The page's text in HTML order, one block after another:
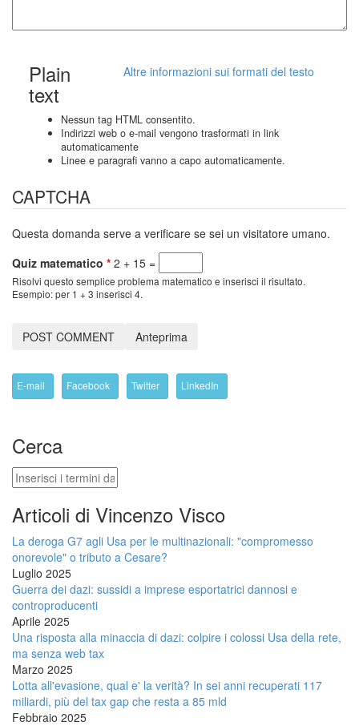
Altre informazioni sui formati del testo
Plain
text
Nessun tag HTML consentito.
Indirizzi web o e-mail vengono trasformati in link
automaticamente
Linee e paragrafi vanno a capo automaticamente.
CAPTCHA
Questa domanda serve a verificare se sei un visitatore umano.
Quiz matematico * 2 + 15 =
Risolvi questo semplice problema matematico e inserisci il risultato.
Esempio: per 1 + 3 inserisci 4.
E-mail Facebook Twitter LinkedIn
Cerca
Cerca
Articoli di Vincenzo Visco
La deroga G7 agli Usa per le multinazionali: "compromesso
onorevole" o tributo a Cesare?
Luglio 2025
Guerra dei dazi: sussidi a imprese esportatrici dannosi e
controproducenti
Aprile 2025
Una risposta alla minaccia di dazi: colpire i colossi Usa della rete,
ma senza web tax
Marzo 2025
Lotta all'evasione, qual e' la verità? In sei anni recuperati 117
miliardi, più del tax gap che resta a 85 mld
Febbraio 2025